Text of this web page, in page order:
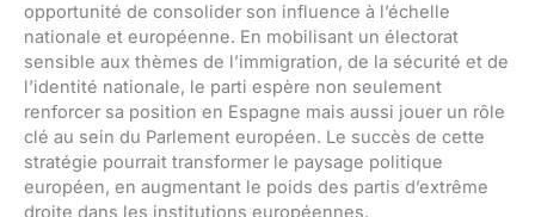
opportunité de consolider son influence à l’échelle
nationale et européenne. En mobilisant un électorat
sensible aux thèmes de l’immigration, de la sécurité et de
l’identité nationale, le parti espère non seulement
renforcer sa position en Espagne mais aussi jouer un rôle
clé au sein du Parlement européen. Le succès de cette
stratégie pourrait transformer le paysage politique
européen, en augmentant le poids des partis d’extrême